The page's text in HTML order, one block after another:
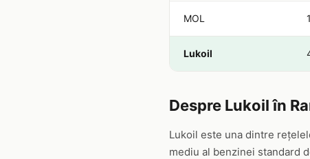
MOL 1
Lukoil
Despre Lukoil în
Lukoil este una dintre
mediu al benzinei standard